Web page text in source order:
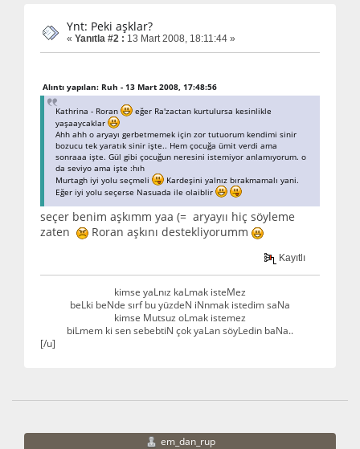
Ynt: Peki aşklar?
« Yanıtla #2 : 13 Mart 2008, 18:11:44 »
Alıntı yapılan: Ruh - 13 Mart 2008, 17:48:56
Kathrina - Roran
eğer Ra'zactan kurtulursa kesinlikle
yaşaaycaklar
Ahh ahh o aryayı gerbetmemek için zor tutuorum kendimi sinir
bozucu tek yaratık sinir işte.. Hem çocuğa ümit verdi ama
sonraaa işte. Gül gibi çocuğun neresini istemiyor anlamıyorum. o
da seviyo ama işte :hıh
Murtagh iyi yolu seçmeli
Kardeşini yalnız bırakmamalı yani.
Eğer iyi yolu seçerse Nasuada ile olaiblir
seçer benim aşkımm yaa (= aryayıı hiç söyleme
zaten
Roran aşkını destekliyorumm
Kayıtlı
kimse yaLnız kaLmak isteMez
beLki beNde sırf bu yüzdeN iNnmak istedim saNa
kimse Mutsuz oLmak istemez
biLmem ki sen sebebtiN çok yaLan söyLedin baNa..
[/u]
em_dan_rup